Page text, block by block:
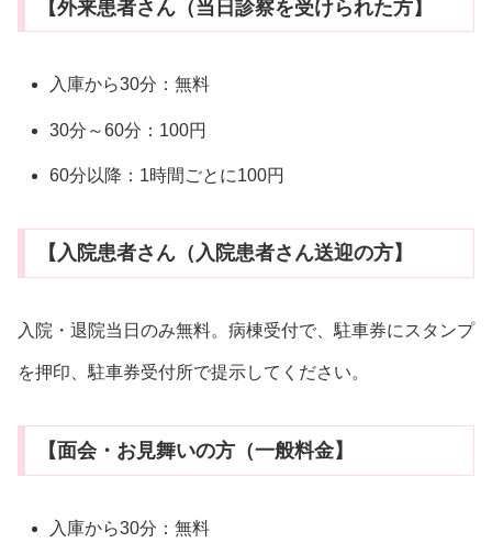
【外来患者さん（当日診察を受けられた方】
入庫から30分：無料
30分～60分：100円
60分以降：1時間ごとに100円
【入院患者さん（入院患者さん送迎の方】
入院・退院当日のみ無料。病棟受付で、駐車券にスタンプ
を押印、駐車券受付所で提示してください。
【面会・お見舞いの方（一般料金】
入庫から30分：無料